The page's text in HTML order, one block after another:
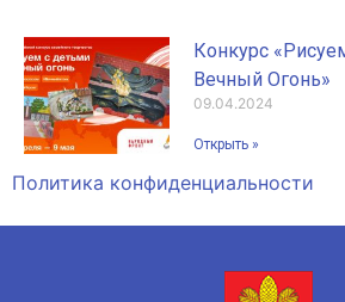
Конкурс
Вечный Огонь»
09.04.2024
Открыть »
Политика конфиденциальности